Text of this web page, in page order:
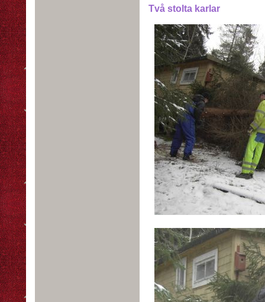
Två stolta karlar